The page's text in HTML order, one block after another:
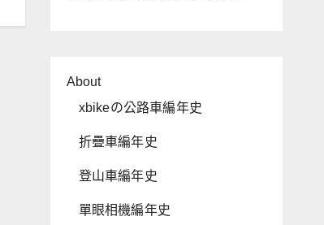
About
xbikeの公路車編年史
折疊車編年史
登山車編年史
單眼相機編年史